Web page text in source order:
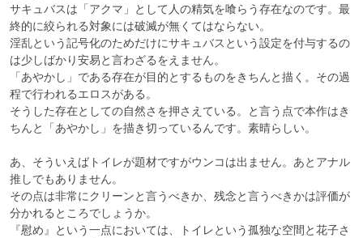
サキュバスは「アクマ」として人の精気を喰らう存在なのです。最
終的に絞られる対象には破滅が無くてはならない。
淫乱という記号化のためだけにサキュバスという設定を付与するの
は少しばかり安易と言わざるをえません。
「あやかし」である存在が目的とするものをきちんと描く。その過
程で行われるエロスがある。
そうした存在としての自然さを押さえている。と言う点で本作はき
ちんと「あやかし」を描き切っているんです。素晴らしい。
あ、そういえばトイレが題材ですがウンコは出ません。あとアナル
推しでもありません。
その点は非常にクリーンと言うべきか、残念と言うべきかは評価が
分かれるところでしょうか。
『慰め』という一点においては、トイレという孤独な空間と花子さ